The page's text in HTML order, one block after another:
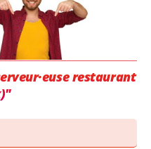
restaurant